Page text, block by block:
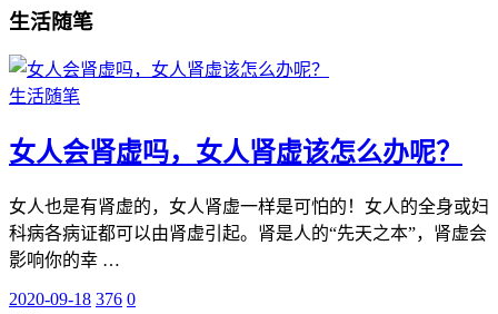
生活随笔
生活随笔
女人会肾虚吗，女人肾虚该怎么办呢？
女人也是有肾虚的，女人肾虚一样是可怕的！女人的全身或妇
科病各病证都可以由肾虚引起。肾是人的“先天之本”，肾虚会
影响你的幸 …
2020-09-18 376 0